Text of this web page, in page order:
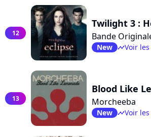
12
Twilight 3 :
Bande
New timelineVoir
13
Blood Like
Morcheeba
New timelineVoir